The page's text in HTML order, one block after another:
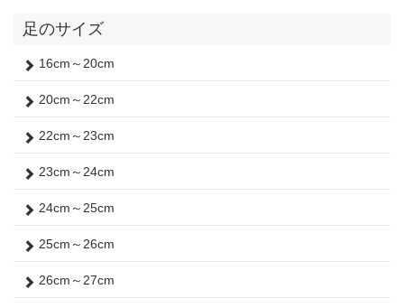
足のサイズ
16cm～20cm
20cm～22cm
22cm～23cm
23cm～24cm
24cm～25cm
25cm～26cm
26cm～27cm